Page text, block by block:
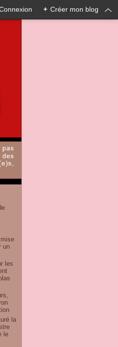
+ Créer mon blog
un
les
la
le